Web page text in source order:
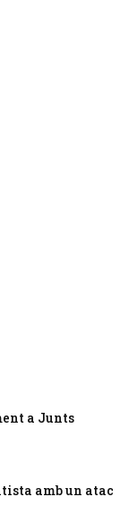
a Junts
amb un atac